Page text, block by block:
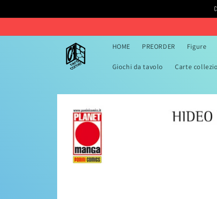
ai contenuti
HOME PREORDER Figure
Giochi da tavolo Carte
Passa alle
sul prodotto